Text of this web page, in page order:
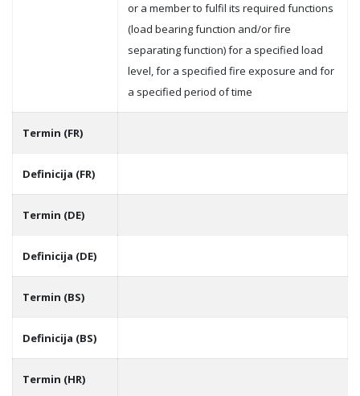
or a member to fulfil its required functions
(load bearing function and/or fire
separating function) for a specified load
level, for a specified fire exposure and for
a specified period of time
Termin (FR)
Definicija (FR)
Termin (DE)
Definicija (DE)
Termin (BS)
Definicija (BS)
Termin (HR)